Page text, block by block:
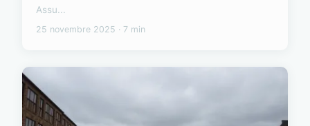
Assu...
25 novembre 2025 · 7 min